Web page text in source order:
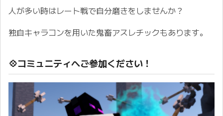
人が多い時はレート戦で自分磨きをしませんか？
独自キャラコンを用いた鬼畜アスレチックもあります。 ㅤ
💠コミュニティへご参加ください！